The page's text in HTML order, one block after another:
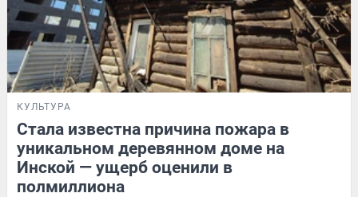
КУЛЬТУРА
Стала известна причина пожара в
уникальном деревянном доме на
Инской — ущерб оценили в
полмиллиона